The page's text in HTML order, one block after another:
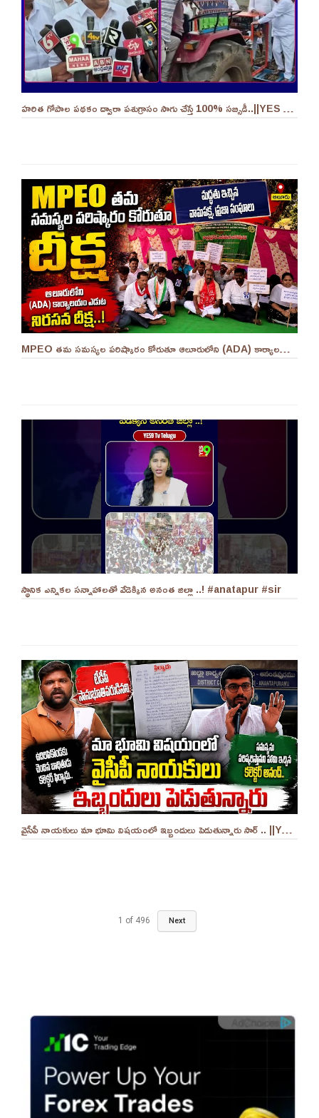
హరిత గోపాల పథకం ద్వారా పశుగ్రాసం సాగు చేస్తే 100% సబ్సిడీ..||YES 9TV
MPEO తమ సమస్యల పరిష్కారం కోరుతూ ఆలూరులోని (ADA) కార్యాలయం ఎదుట దీక్ష ||YES 9TV #kurnool
స్థానిక ఎన్నికల సన్నాహాలతో వేడెక్కిన అనంత జిల్లా ..! #anatapur #sir
వైసీపీ నాయకులు మా భూమి విషయంలో ఇబ్బందులు పెడుతున్నారు సార్ .. ||YES 9TV
1 of 496 Next